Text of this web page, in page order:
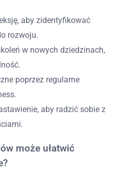
aby zidentyfikować
rozwoju.
w nowych dziedzinach,
poprzez regularne
aby radzić sobie z
może ułatwić